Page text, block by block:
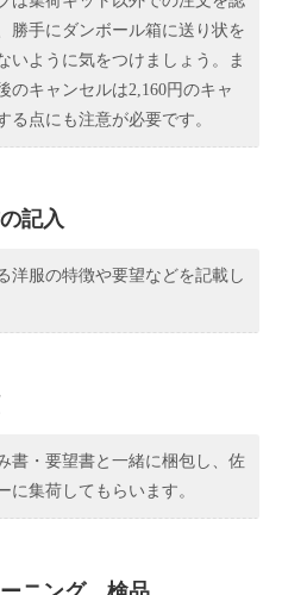
勝手にダンボール箱に送り状を
いように気をつけましょう。ま
のキャンセルは2,160円のキャ
る点にも注意が必要です。
記入
洋服の特徴や要望などを記載し
書・要望書と一緒に梱包し、佐
集荷してもらいます。